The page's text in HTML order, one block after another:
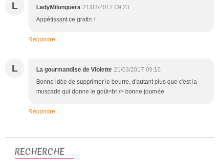
L LadyMilonguera 21/03/2017 09:23
Appétissant ce gratin !
Répondre
L La gourmandise de Violette 21/03/2017 09:16
Bonne idée de supprimer le beurre, d'autant plus que c'est la
muscade qui donne le goût<br /> bonne journée
Répondre
RECHERCHE